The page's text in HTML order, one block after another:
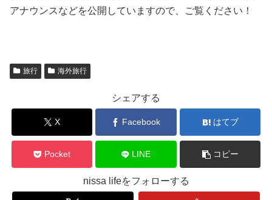
アナウンスなどを公開していますので、ご覧ください！
旅行 海外旅行
シェアする
X Facebook はてブ
Pocket LINE コピー
nissa lifeをフォローする